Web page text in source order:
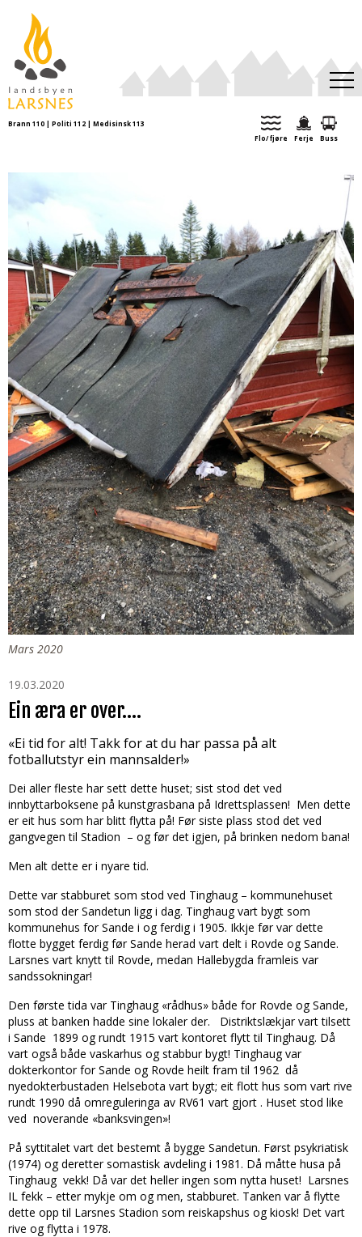
Ei tid var
Brann 110 | Politi 112 | Medisinsk 113
Flo/ fjøre
Ferje Buss
Mars 2020
19.03.2020
Ein æra er over….
«Ei tid for alt! Takk for at du har passa på alt
fotballutstyr ein mannsalder!»
Dei aller fleste har sett dette huset; sist stod det ved
innbyttarboksene på kunstgrasbana på Idrettsplassen! Men dette
er eit hus som har blitt flytta på! Før siste plass stod det ved
gangvegen til Stadion – og før det igjen, på brinken nedom bana!
Men alt dette er i nyare tid.
Dette var stabburet som stod ved Tinghaug – kommunehuset
som stod der Sandetun ligg i dag. Tinghaug vart bygt som
kommunehus for Sande i og ferdig i 1905. Ikkje før var dette
flotte bygget ferdig før Sande herad vart delt i Rovde og Sande.
Larsnes vart knytt til Rovde, medan Hallebygda framleis var
sandssokningar!
Den første tida var Tinghaug «rådhus» både for Rovde og Sande,
pluss at banken hadde sine lokaler der. Distriktslækjar vart tilsett
i Sande 1899 og rundt 1915 vart kontoret flytt til Tinghaug. Då
vart også både vaskarhus og stabbur bygt! Tinghaug var
dokterkontor for Sande og Rovde heilt fram til 1962 då
nyedokterbustaden Helsebota vart bygt; eit flott hus som vart rive
rundt 1990 då omreguleringa av RV61 vart gjort . Huset stod like
ved noverande «banksvingen»!
På syttitalet vart det bestemt å bygge Sandetun. Først psykriatisk
(1974) og deretter somastisk avdeling i 1981. Då måtte husa på
Tinghaug vekk! Då var det heller ingen som nytta huset! Larsnes
IL fekk – etter mykje om og men, stabburet. Tanken var å flytte
dette opp til Larsnes Stadion som reiskapshus og kiosk! Det vart
rive og flytta i 1978.